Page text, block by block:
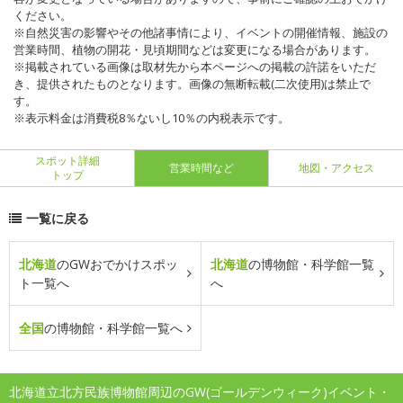
ください。
※自然災害の影響やその他諸事情により、イベントの開催情報、施設の
営業時間、植物の開花・見頃期間などは変更になる場合があります。
※掲載されている画像は取材先から本ページへの掲載の許諾をいただ
き、提供されたものとなります。画像の無断転載(二次使用)は禁止で
す。
※表示料金は消費税8％ないし10％の内税表示です。
スポット詳細
トップ
営業時間など 地図・アクセス
一覧に戻る
北海道のGWおでかけスポッ
ト一覧へ
北海道の博物館・科学館一覧
へ
全国の博物館・科学館一覧へ
北海道立北方民族博物館周辺のGW(ゴールデンウィーク)イベント・